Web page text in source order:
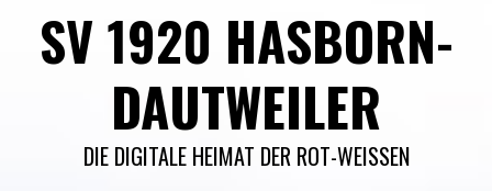
SV 1920 HASBORN-
DAUTWEILER
DIE DIGITALE HEIMAT DER ROT-WEISSEN